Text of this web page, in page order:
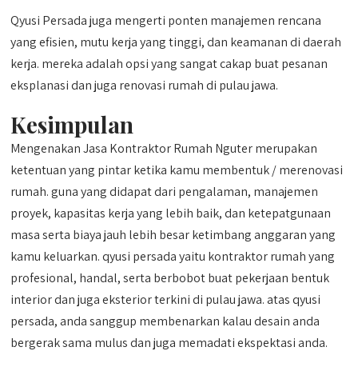
Qyusi Persada juga mengerti ponten manajemen rencana
yang efisien, mutu kerja yang tinggi, dan keamanan di daerah
kerja. mereka adalah opsi yang sangat cakap buat pesanan
eksplanasi dan juga renovasi rumah di pulau jawa.
Kesimpulan
Mengenakan Jasa Kontraktor Rumah Nguter merupakan
ketentuan yang pintar ketika kamu membentuk / merenovasi
rumah. guna yang didapat dari pengalaman, manajemen
proyek, kapasitas kerja yang lebih baik, dan ketepatgunaan
masa serta biaya jauh lebih besar ketimbang anggaran yang
kamu keluarkan. qyusi persada yaitu kontraktor rumah yang
profesional, handal, serta berbobot buat pekerjaan bentuk
interior dan juga eksterior terkini di pulau jawa. atas qyusi
persada, anda sanggup membenarkan kalau desain anda
bergerak sama mulus dan juga memadati ekspektasi anda.